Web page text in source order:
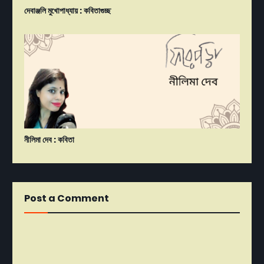
দেবাঞ্জলি মুখোপাধ্যায় : কবিতাগুচ্ছ
নীলিমা দেব : কবিতা
Post a Comment